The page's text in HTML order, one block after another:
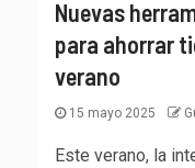
Nuevas
para ahorrar
verano
15 mayo 2025
Este verano, la